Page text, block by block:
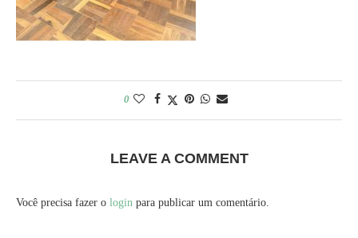
0
LEAVE A COMMENT
Você precisa fazer o login para publicar um comentário.